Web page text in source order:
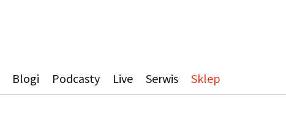
Blogi Podcasty Live Serwis Sklep